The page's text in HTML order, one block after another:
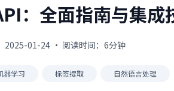
：全面指南与集成
01-24 · 阅读时间：6分钟
器学习 标签提取 自然语言处理